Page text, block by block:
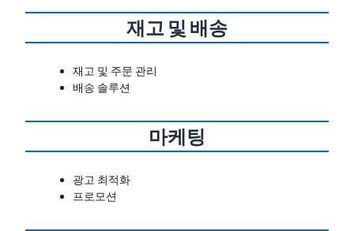
재고 및 배송
재고 및 주문 관리
배송 솔루션
마케팅
광고 최적화
프로모션